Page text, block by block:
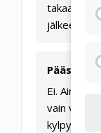
takaa 100
jälkeen.
Ei.
vain